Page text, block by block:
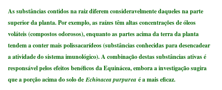
As substâncias contidos na raiz diferem consideravelmente daqueles na parte
superior da planta. Por exemplo, as raízes têm altas concentrações de óleos
voláteis (compostos odorosos), enquanto as partes acima da terra da planta
tendem a conter mais polissacarídeos (substâncias conhecidas para desencadear
a atividade do sistema imunológico). A combinação destas substâncias ativas é
responsável pelos efeitos benéficos da Equinácea, embora a investigação sugira
que a porção acima do solo deEchinacea purpurea é a mais eficaz.